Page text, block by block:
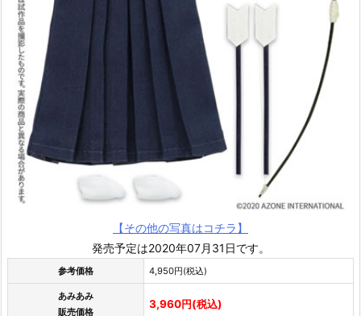
【その他の写真はコチラ】
発売予定は2020年07月31日です。
参考価格 4,950円(税込)
あみあみ
販売価格
3,960円(税込)